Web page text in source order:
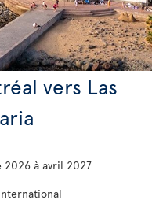
vers Las
2026 à avril 2027